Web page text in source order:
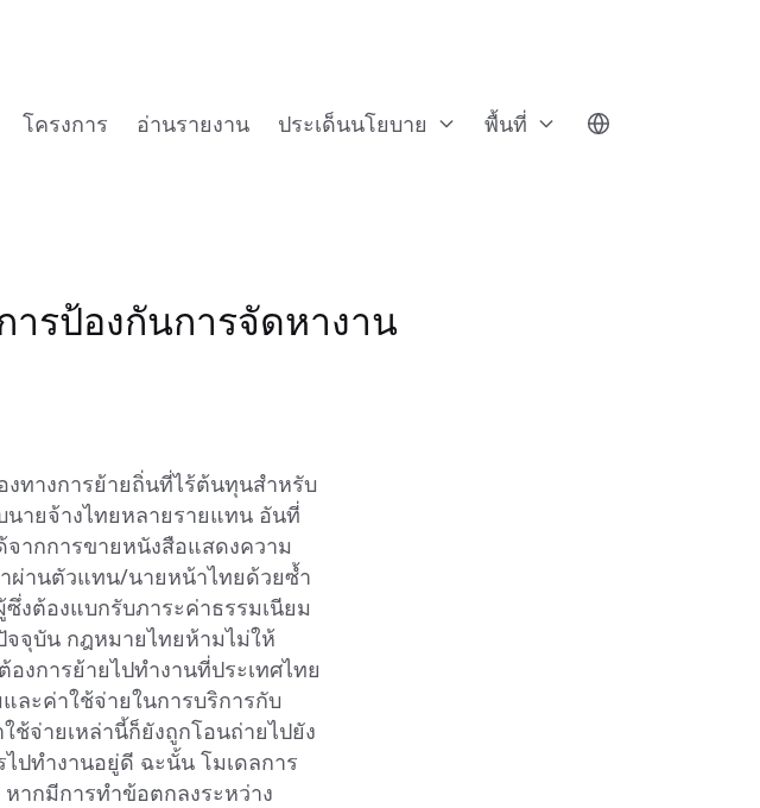
โครงการ อ่านรายงาน ประเด็นนโยบาย พื้นที่
ารป้องกันการจัดหางาน
ทางการย้ายถิ่นที่ไร้ต้นทุนสำหรับ
นายจ้างไทยหลายรายแทน อันที่
จากการขายหนังสือแสดงความ
ผ่านตัวแทน/นายหน้าไทยด้วยซ้ำ
งต้องแบกรับภาระค่าธรรมเนียม
จุบัน กฎหมายไทยห้ามไม่ให้
งการย้ายไปทำงานที่ประเทศไทย
ละค่าใช้จ่ายในการบริการกับ
ช้จ่ายเหล่านี้ก็ยังถูกโอนถ่ายไปยัง
ปทำงานอยู่ดี ฉะนั้น โมเดลการ
ากมีการทำข้อตกลงระหว่าง